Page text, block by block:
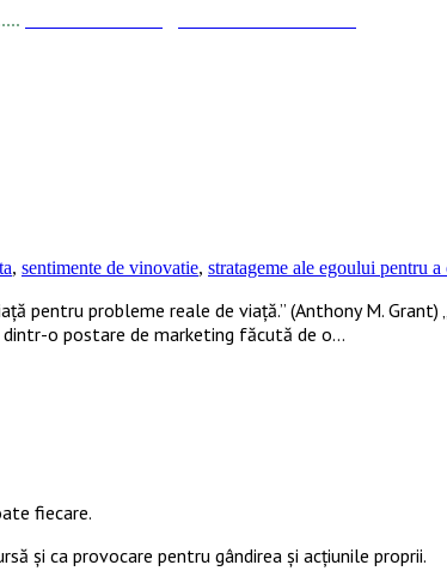
, sentimente de vinovatie, stratageme ale egoului pentru
pentru probleme reale de viață.” (Anthony M.
dintr-o postare de marketing făcută de o…
fiecare.
şi ca provocare pentru gândirea și acţiunile proprii.